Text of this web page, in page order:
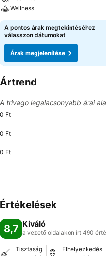
Wellness
A pontos árak megtekintéséhez
válasszon dátumokat
Árak megjelenítése
Ártrend
A trivago legalacsonyabb árai
0 Ft
0 Ft
0 Ft
Értékelések
8,7 Kiváló
a vezető oldalakon írt 490
Tisztaság
Elhelyezkedés